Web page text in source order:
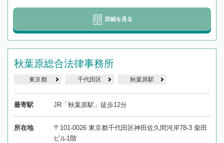
詳細を見る
秋葉原総合法律事務所
東京都 千代田区 秋葉原駅
最寄駅 JR「秋葉原駅」徒歩12分
所在地
〒101-0026 東京都千代田区神田佐久間河岸78-3 柴田
ビル1階